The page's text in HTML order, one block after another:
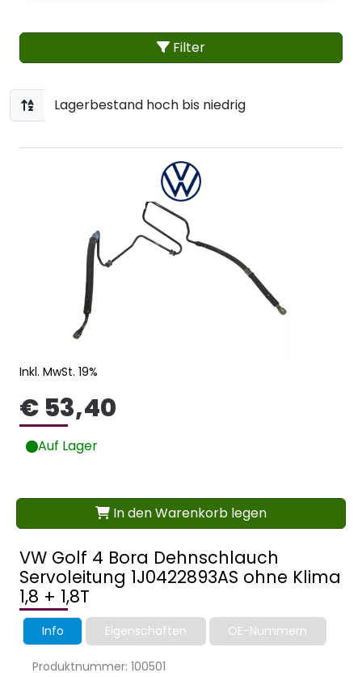
Filter
VW Golf 4 Bora Dehnschlauch
Servoleitung 1J0422893AS ohne Klima
1,8 + 1,8T
Info Eigenschaften OE-Nummern
Produktnummer: 100501
Inkl. MwSt. 19%
€ 53,40
Auf Lager
In den Warenkorb legen